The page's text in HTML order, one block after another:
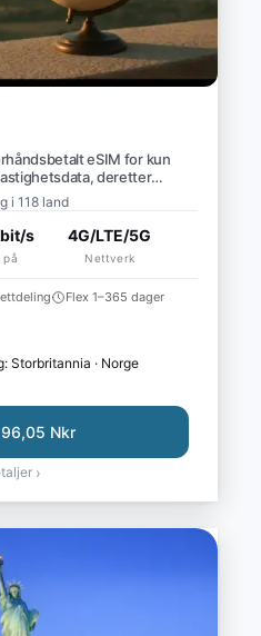
eSIM for kun
deretter
Kbit/s*
i 118 land
s
på
4G/LTE/5G
Nettverk
Flex 1–365 dager
Storbritannia · Norge
Nkr
›